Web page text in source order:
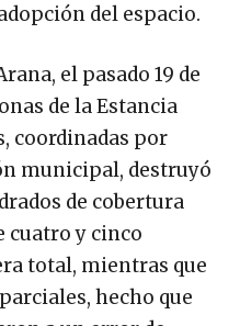
del espacio.
el pasado 19 de
de la Estancia
coordinadas por
municipal, destruyó
de cobertura
cuatro y cinco
total, mientras que
hecho que